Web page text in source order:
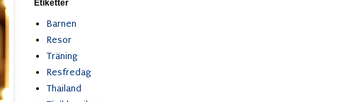
Etiketter
Barnen
Resor
Träning
Resfredag
Thailand